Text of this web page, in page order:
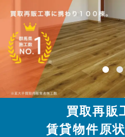
買取再販
賃貸物件原